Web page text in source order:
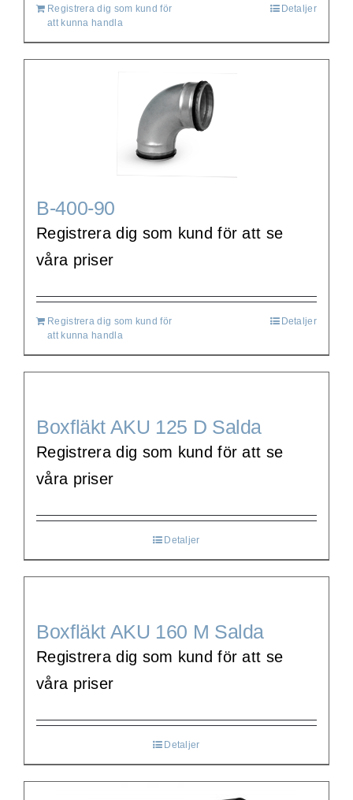
Registrera dig som kund för
att kunna handla
Detaljer
B-400-90
Registrera dig som kund för att se
våra priser
Registrera dig som kund för
att kunna handla
Detaljer
Boxfläkt AKU 125 D Salda
Registrera dig som kund för att se
våra priser
Detaljer
Boxfläkt AKU 160 M Salda
Registrera dig som kund för att se
våra priser
Detaljer